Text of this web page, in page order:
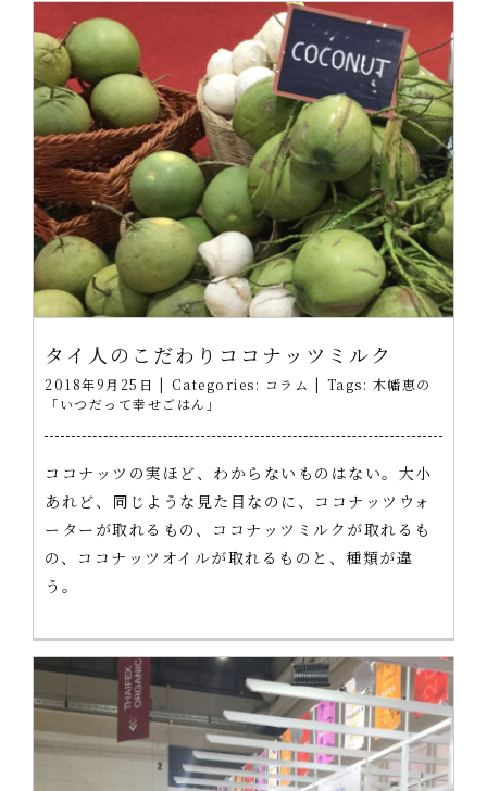
タイ人のこだわりココナッツミルク
2018年9月25日 | Categories: コラム | Tags: 木幡恵の
「いつだって幸せごはん」
ココナッツの実ほど、わからないものはない。大小
あれど、同じような見た目なのに、ココナッツウォ
ーターが取れるもの、ココナッツミルクが取れるも
の、ココナッツオイルが取れるものと、種類が違
う。